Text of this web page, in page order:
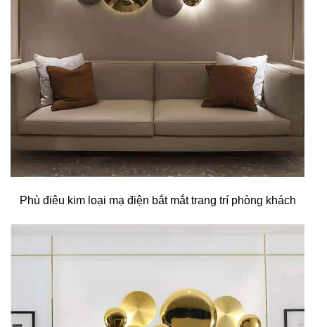
Phù điêu kim loại mạ điện bắt mắt trang trí phòng khách